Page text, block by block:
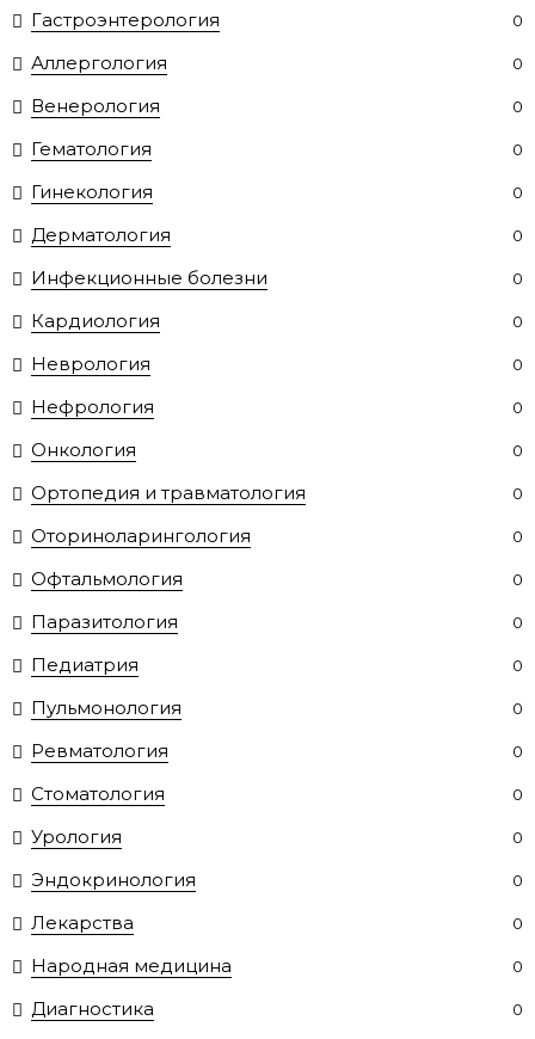
Гастроэнтерология 0
Аллергология 0
Венерология 0
Гематология 0
Гинекология 0
Дерматология 0
Инфекционные болезни 0
Кардиология 0
Неврология 0
Нефрология 0
Онкология 0
Ортопедия и травматология 0
Оториноларингология 0
Офтальмология 0
Паразитология 0
Педиатрия 0
Пульмонология 0
Ревматология 0
Стоматология 0
Урология 0
Эндокринология 0
Лекарства 0
Народная медицина 0
Диагностика 0